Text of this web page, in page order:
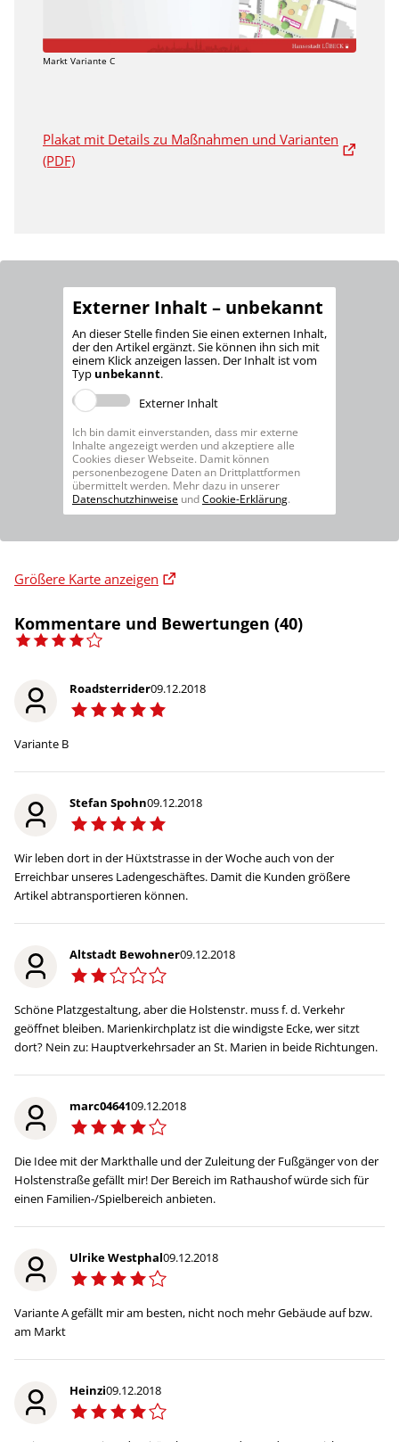
Markt Variante C
Plakat mit Details zu Maßnahmen und Varianten
(PDF)
Externer Inhalt – unbekannt
An dieser Stelle finden Sie einen externen Inhalt,
der den Artikel ergänzt. Sie können ihn sich mit
einem Klick anzeigen lassen. Der Inhalt ist vom
Typ unbekannt.
Externer Inhalt
Ich bin damit einverstanden, dass mir externe
Inhalte angezeigt werden und akzeptiere alle
Cookies dieser Webseite. Damit können
personenbezogene Daten an Drittplattformen
übermittelt werden. Mehr dazu in unserer
Datenschutzhinweise undCookie-Erklärung.
Größere Karte anzeigen
Kommentare und Bewertungen (40)
Roadsterrider09.12.2018
Variante B
Stefan Spohn09.12.2018
Wir leben dort in der Hüxtstrasse in der Woche auch von der
Erreichbar unseres Ladengeschäftes. Damit die Kunden größere
Artikel abtransportieren können.
Altstadt Bewohner09.12.2018
Schöne Platzgestaltung, aber die Holstenstr. muss f. d. Verkehr
geöffnet bleiben. Marienkirchplatz ist die windigste Ecke, wer sitzt
dort? Nein zu: Hauptverkehrsader an St. Marien in beide Richtungen.
marc0464109.12.2018
Die Idee mit der Markthalle und der Zuleitung der Fußgänger von der
Holstenstraße gefällt mir! Der Bereich im Rathaushof würde sich für
einen Familien-/Spielbereich anbieten.
Ulrike Westphal09.12.2018
Variante A gefällt mir am besten, nicht noch mehr Gebäude auf bzw.
am Markt
Heinzi09.12.2018